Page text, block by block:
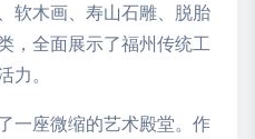
软木画、寿山石雕、脱胎
，全面展示了福州传统工
力。
一座微缩的艺术殿堂。作